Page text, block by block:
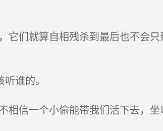
们就算自相残杀到最后也不会
谁的。
信一个小偷能带我们活下去，